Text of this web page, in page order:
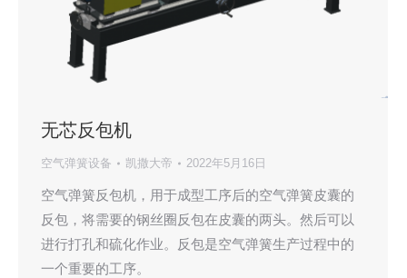
无芯反包机
空气弹簧设备 凯撒大帝 2022年5月16日
空气弹簧反包机，用于成型工序后的空气弹簧皮囊的
反包，将需要的钢丝圈反包在皮囊的两头。然后可以
进行打孔和硫化作业。反包是空气弹簧生产过程中的
一个重要的工序。